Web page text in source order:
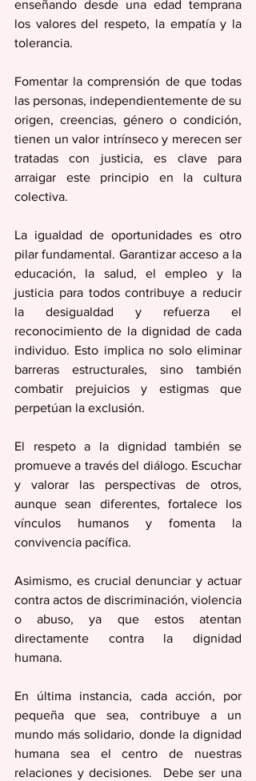
enseñando desde una edad temprana
los valores del respeto, la empatía y la
tolerancia.
Fomentar la comprensión de que todas
las personas, independientemente de su
origen, creencias, género o condición,
tienen un valor intrínseco y merecen ser
tratadas con justicia, es clave para
arraigar este principio en la cultura
colectiva.
La igualdad de oportunidades es otro
pilar fundamental. Garantizar acceso a la
educación, la salud, el empleo y la
justicia para todos contribuye a reducir
la desigualdad y refuerza el
reconocimiento de la dignidad de cada
individuo. Esto implica no solo eliminar
barreras estructurales, sino también
combatir prejuicios y estigmas que
perpetúan la exclusión.
El respeto a la dignidad también se
promueve a través del diálogo. Escuchar
y valorar las perspectivas de otros,
aunque sean diferentes, fortalece los
vínculos humanos y fomenta la
convivencia pacífica.
Asimismo, es crucial denunciar y actuar
contra actos de discriminación, violencia
o abuso, ya que estos atentan
directamente contra la dignidad
humana.
En última instancia, cada acción, por
pequeña que sea, contribuye a un
mundo más solidario, donde la dignidad
humana sea el centro de nuestras
relaciones y decisiones.  Debe ser una